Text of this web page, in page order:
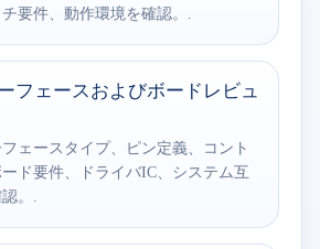
要件、動作環境を確認。.
フェースおよびボードレビュ
ェースタイプ、ピン定義、コント
ド要件、ドライバIC、システム互
。.